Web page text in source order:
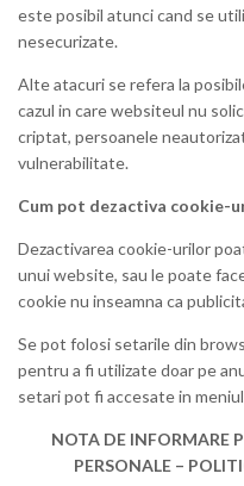
este posibil atunci cand se
nesecurizate.
Alte atacuri se refera la
cazul in care websiteul nu
criptat, persoanele
vulnerabilitate.
Cum pot dezactiva cookie-
Dezactivarea cookie-urilor
unui website, sau le poate
cookie nu inseamna ca
Se pot folosi setarile din
pentru a fi utilizate doar pe
setari pot fi accesate in
NOTA DE INFORMARE
PERSONALE –